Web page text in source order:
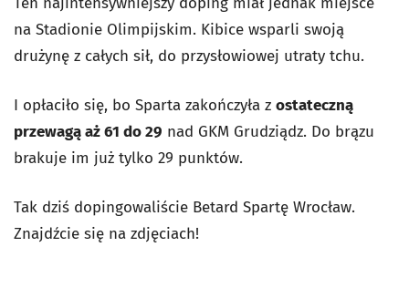
na Stadionie Olimpijskim. Kibice wsparli swoją
drużynę z całych sił, do przysłowiowej utraty tchu.
I opłaciło się, bo Sparta zakończyła z ostateczną
przewagą aż 61 do 29 nad GKM Grudziądz. Do brązu
brakuje im już tylko 29 punktów.
Tak dziś dopingowaliście Betard Spartę Wrocław.
Znajdźcie się na zdjęciach!